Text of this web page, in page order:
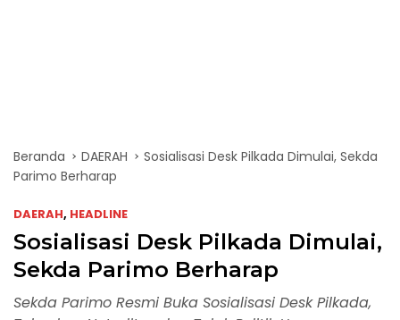
Beranda DAERAH
Sosialisasi Desk Pilkada Dimulai, Sekda
Parimo Berharap
DAERAH, HEADLINE
Sosialisasi Desk Pilkada Dimulai,
Sekda Parimo Berharap
Sekda Parimo Resmi Buka Sosialisasi Desk Pilkada,